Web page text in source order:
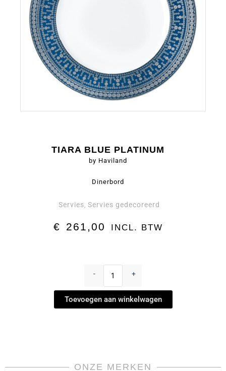
TIARA BLUE PLATINUM
by Haviland
Dinerbord
Servies, Servies gedecoreerd
€ 261,00 INCL. BTW
-
Blue
Platinum
+
Toevoegen aan winkelwagen
ONZE MERKEN